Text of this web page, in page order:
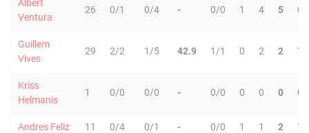
Albert
Ventura
26 0/1 0/4 - 0/0 1 4 5 0
Guillem
Vives
29 2/2 1/5 42.9 1/1 0 2 2 7
Kriss
Helmanis
1 0/0 0/0 - 0/0 0 0 0 0
Andres Feliz 11 0/4 0/1 - 0/0 1 1 2 1